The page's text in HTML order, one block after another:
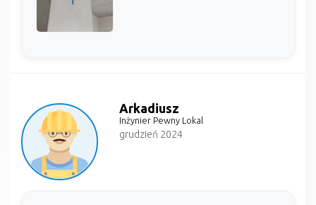
Arkadiusz
Inżynier Pewny Lokal
grudzień 2024